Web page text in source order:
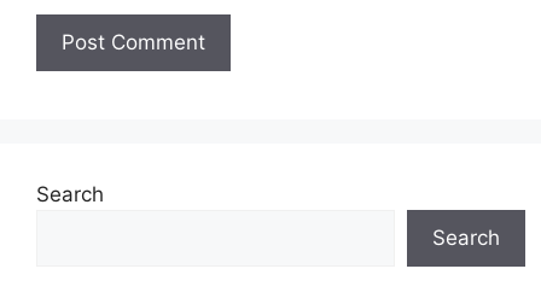
Search
Search